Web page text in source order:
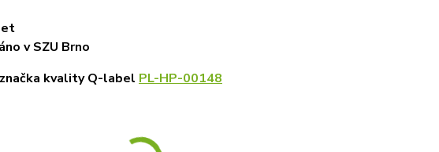
v SZU Brno
kvality Q-label PL-HP-00148